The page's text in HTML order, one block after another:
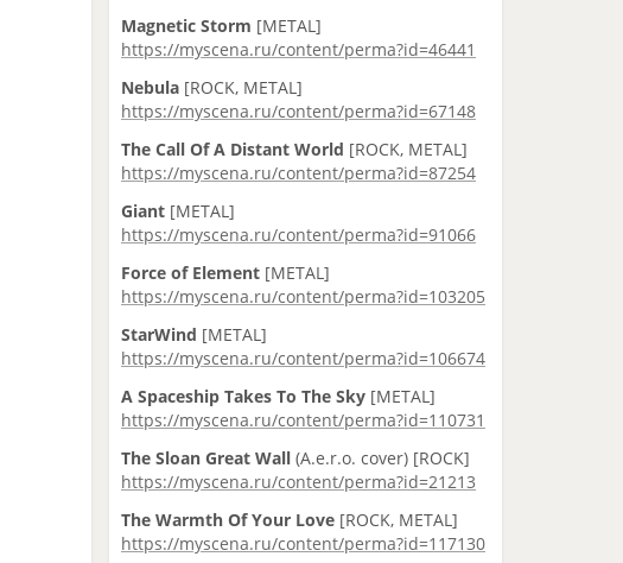
Magnetic Storm [METAL]
https://myscena.ru/content/perma?id=46441
Nebula [ROCK, METAL]
https://myscena.ru/content/perma?id=67148
The Call Of A Distant World [ROCK, METAL]
https://myscena.ru/content/perma?id=87254
Giant [METAL]
https://myscena.ru/content/perma?id=91066
Force of Element [METAL]
https://myscena.ru/content/perma?id=103205
StarWind [METAL]
https://myscena.ru/content/perma?id=106674
A Spaceship Takes To The Sky [METAL]
https://myscena.ru/content/perma?id=110731
The Sloan Great Wall (A.e.r.o. cover) [ROCK]
https://myscena.ru/content/perma?id=21213
The Warmth Of Your Love [ROCK, METAL]
https://myscena.ru/content/perma?id=117130